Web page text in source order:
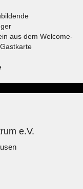
aus dem Welcome-
e.V.